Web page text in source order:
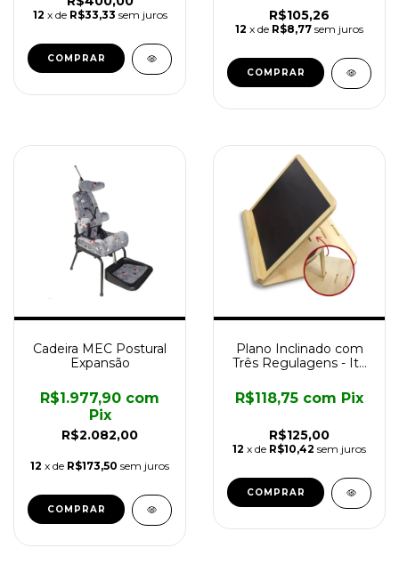
12 x de R$33,33 sem juros
COMPRAR
R$105,26
12 x de R$8,77 sem juros
COMPRAR
Cadeira MEC Postural
Expansão
R$2.082,00
R$1.977,90 com
Pix
12 x de R$173,50 sem juros
COMPRAR
Plano Inclinado com
Três Regulagens - Ita
R$125,00
R$118,75 com Pix
12 x de R$10,42 sem juros